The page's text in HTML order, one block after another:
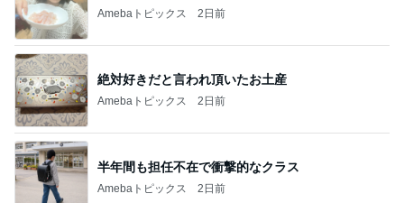
Amebaトピックス 2日前
絶対好きだと言われ頂いたお土産
Amebaトピックス 2日前
半年間も担任不在で衝撃的なクラス
Amebaトピックス 2日前